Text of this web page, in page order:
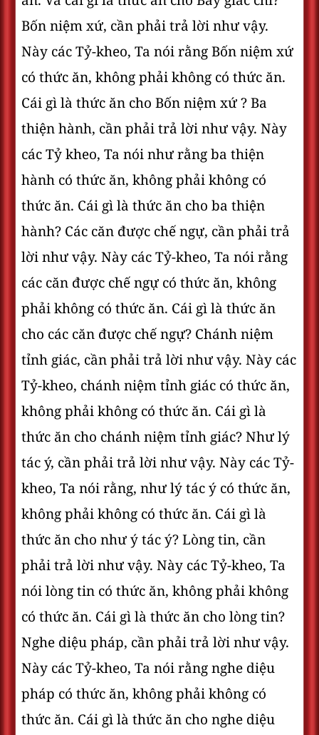
Bốn niệm xứ, cần phải trả lời như vậy.
Này các Tỷ-kheo, Ta nói rằng Bốn niệm xứ
có thức ăn, không phải không có thức ăn.
Cái gì là thức ăn cho Bốn niệm xứ ? Ba
thiện hành, cần phải trả lời như vậy. Này
các Tỷ kheo, Ta nói như rằng ba thiện
hành có thức ăn, không phải không có
thức ăn. Cái gì là thức ăn cho ba thiện
hành? Các căn được chế ngự, cần phải trả
lời như vậy. Này các Tỷ-kheo, Ta nói rằng
các căn được chế ngự có thức ăn, không
phải không có thức ăn. Cái gì là thức ăn
cho các căn được chế ngự? Chánh niệm
tỉnh giác, cần phải trả lời như vậy. Này các
Tỷ-kheo, chánh niệm tỉnh giác có thức ăn,
không phải không có thức ăn. Cái gì là
thức ăn cho chánh niệm tỉnh giác? Như lý
tác ý, cần phải trả lời như vậy. Này các Tỷ-
kheo, Ta nói rằng, như lý tác ý có thức ăn,
không phải không có thức ăn. Cái gì là
thức ăn cho như ý tác ý? Lòng tin, cần
phải trả lời như vậy. Này các Tỷ-kheo, Ta
nói lòng tin có thức ăn, không phải không
có thức ăn. Cái gì là thức ăn cho lòng tin?
Nghe diệu pháp, cần phải trả lời như vậy.
Này các Tỷ-kheo, Ta nói rằng nghe diệu
pháp có thức ăn, không phải không có
thức ăn. Cái gì là thức ăn cho nghe diệu